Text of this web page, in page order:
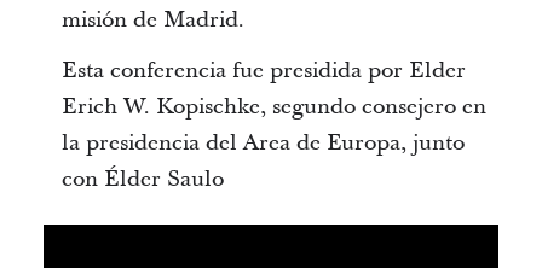
misión de Madrid.
Esta conferencia fue presidida por Elder
Erich W. Kopischke, segundo consejero en
la presidencia del Area de Europa, junto
con Élder Saulo